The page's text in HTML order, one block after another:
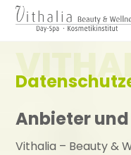
Anbieter
Vithalia – Beauty &